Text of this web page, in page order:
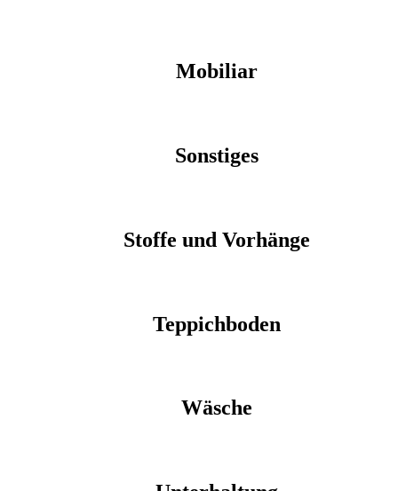
Mobiliar
Sonstiges
Stoffe und Vorhänge
Teppichboden
Wäsche